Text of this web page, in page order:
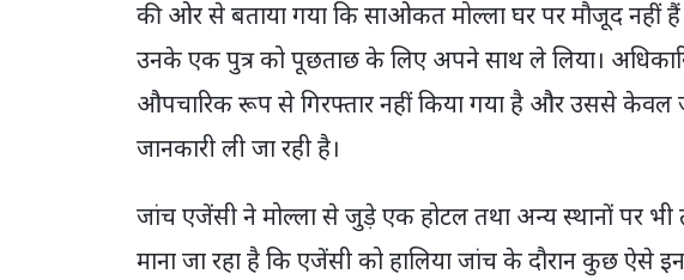
की ओर से बताया गया कि साओकत मोल्ला घर पर मौजूद नहीं
उनके एक पुत्र को पूछताछ के लिए अपने साथ ले लिया।
औपचारिक रूप से गिरफ्तार नहीं किया गया है और उससे
जानकारी ली जा रही है।
जांच एजेंसी ने मोल्ला से जुड़े एक होटल तथा अन्य स्थानों पर भी
माना जा रहा है कि एजेंसी को हालिया जांच के दौरान कुछ ऐसे